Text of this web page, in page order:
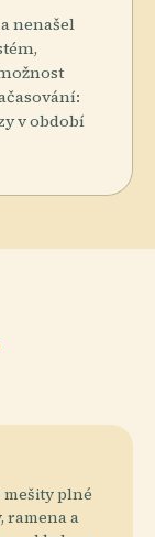
nenašel
v období
mešity plné
ramena a